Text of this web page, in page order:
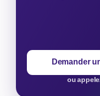
Demander
ou